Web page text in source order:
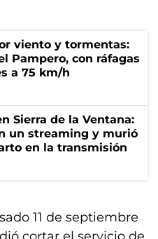
viento y tormentas:
Pampero, con ráfagas
a 75 km/h
Sierra de la Ventana:
un streaming y murió
en la transmisión
11 de septiembre